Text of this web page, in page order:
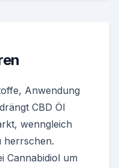
Anwendung
CBD Öl
wenngleich
herrschen.
Cannabidiol um